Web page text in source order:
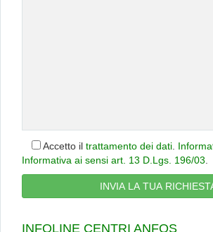
Accetto il trattamento dei dati
Informativa ai sensi art. 13 D.Lgs. 196/03
INFOLINE CENTRI ANFOS